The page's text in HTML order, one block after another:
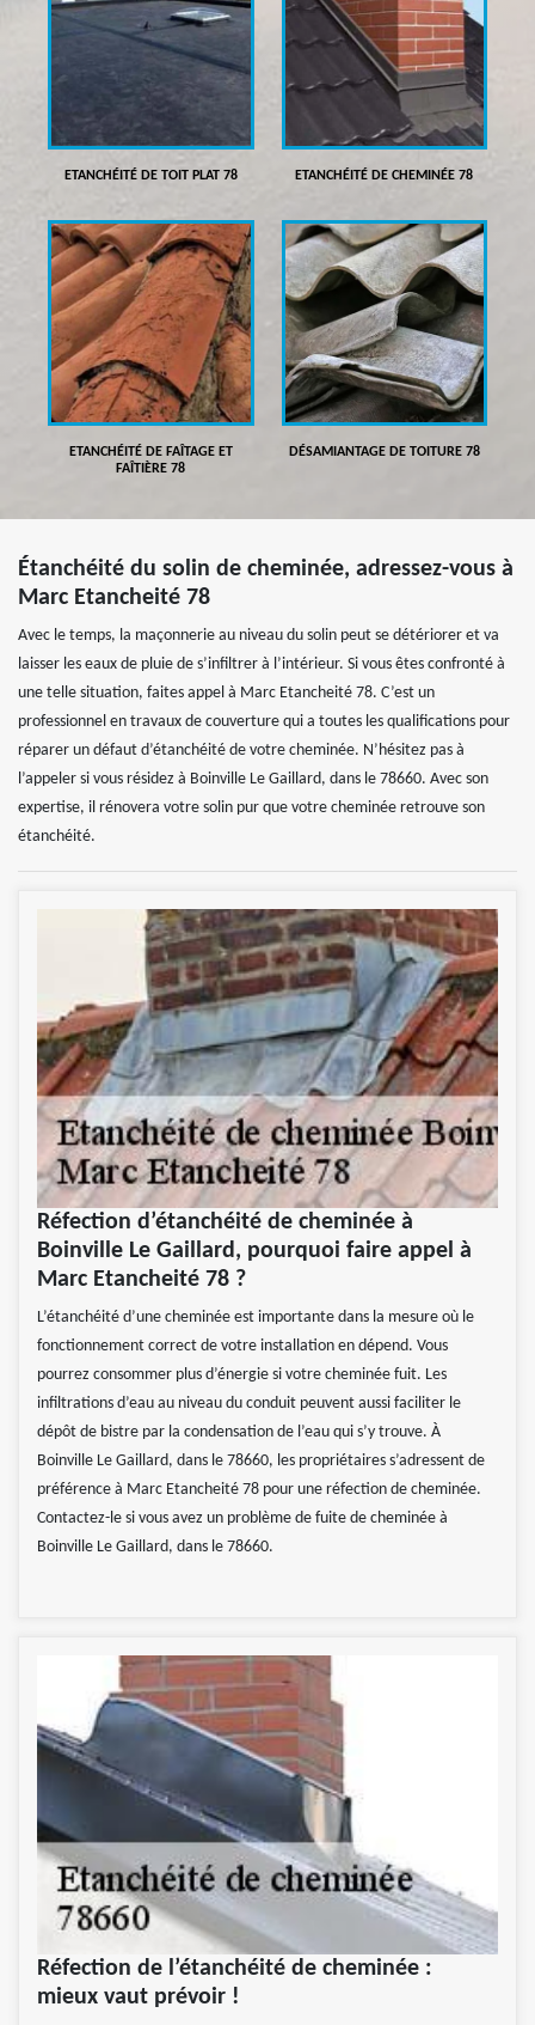
ETANCHÉITÉ DE TOIT PLAT 78 ETANCHÉITÉ DE CHEMINÉE 78
ETANCHÉITÉ DE FAÎTAGE ET
FAÎTIÈRE 78
DÉSAMIANTAGE DE TOITURE 78
Étanchéité du solin de cheminée, adressez-vous à
Marc Etancheité 78
Avec le temps, la maçonnerie au niveau du solin peut se détériorer et va
laisser les eaux de pluie de s’infiltrer à l’intérieur. Si vous êtes confronté à
une telle situation, faites appel à Marc Etancheité 78. C’est un
professionnel en travaux de couverture qui a toutes les qualifications pour
réparer un défaut d’étanchéité de votre cheminée. N’hésitez pas à
l’appeler si vous résidez à Boinville Le Gaillard, dans le 78660. Avec son
expertise, il rénovera votre solin pur que votre cheminée retrouve son
étanchéité.
Réfection d’étanchéité de cheminée à
Boinville Le Gaillard, pourquoi faire appel à
Marc Etancheité 78 ?
L’étanchéité d’une cheminée est importante dans la mesure où le
fonctionnement correct de votre installation en dépend. Vous
pourrez consommer plus d’énergie si votre cheminée fuit. Les
infiltrations d’eau au niveau du conduit peuvent aussi faciliter le
dépôt de bistre par la condensation de l’eau qui s’y trouve. À
Boinville Le Gaillard, dans le 78660, les propriétaires s’adressent de
préférence à Marc Etancheité 78 pour une réfection de cheminée.
Contactez-le si vous avez un problème de fuite de cheminée à
Boinville Le Gaillard, dans le 78660.
Réfection de l’étanchéité de cheminée :
mieux vaut prévoir !